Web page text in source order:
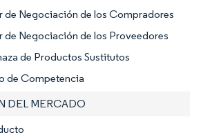
de Negociación de los Compradores
de Negociación de los Proveedores
de Productos Sustitutos
de Competencia
DEL MERCADO